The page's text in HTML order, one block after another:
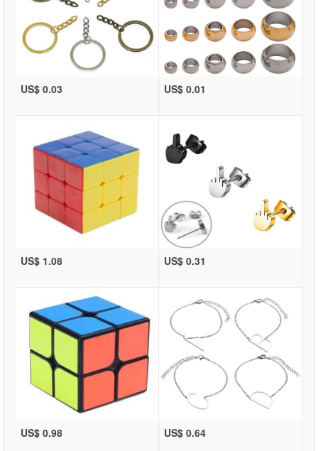
US$ 0.03 US$ 0.01
US$ 1.08 US$ 0.31
US$ 0.98 US$ 0.64